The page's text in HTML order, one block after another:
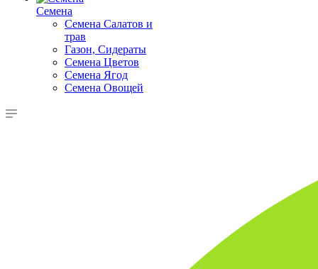
Семена
Семена Салатов и
трав
Газон, Сидераты
Семена Цветов
Семена Ягод
Семена Овощей